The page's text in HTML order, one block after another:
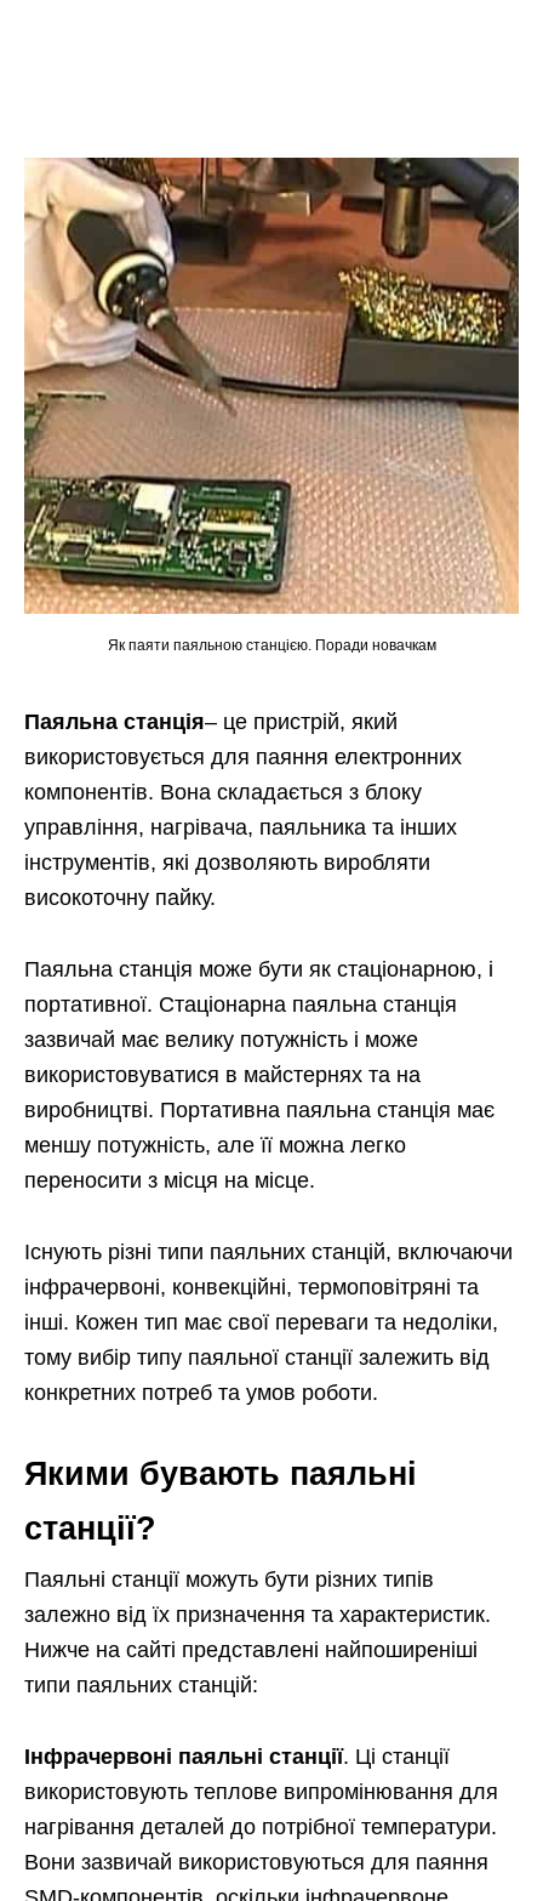
Як паяти паяльною станцією. Поради новачкам
Паяльна станція– це пристрій, який
використовується для паяння електронних
компонентів. Вона складається з блоку
управління, нагрівача, паяльника та інших
інструментів, які дозволяють виробляти
високоточну пайку.
Паяльна станція може бути як стаціонарною, і
портативної. Стаціонарна паяльна станція
зазвичай має велику потужність і може
використовуватися в майстернях та на
виробництві. Портативна паяльна станція має
меншу потужність, але її можна легко
переносити з місця на місце.
Існують різні типи паяльних станцій, включаючи
інфрачервоні, конвекційні, термоповітряні та
інші. Кожен тип має свої переваги та недоліки,
тому вибір типу паяльної станції залежить від
конкретних потреб та умов роботи.
Якими бувають паяльні
станції?
Паяльні станції можуть бути різних типів
залежно від їх призначення та характеристик.
Нижче на сайті представлені найпоширеніші
типи паяльних станцій:
Інфрачервоні паяльні станції. Ці станції
використовують теплове випромінювання для
нагрівання деталей до потрібної температури.
Вони зазвичай використовуються для паяння